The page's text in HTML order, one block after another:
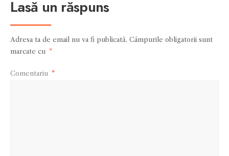
Lasă un răspuns
Adresa ta de email nu va fi publicată. Câmpurile obligatorii sunt
marcate cu *
Comentariu *